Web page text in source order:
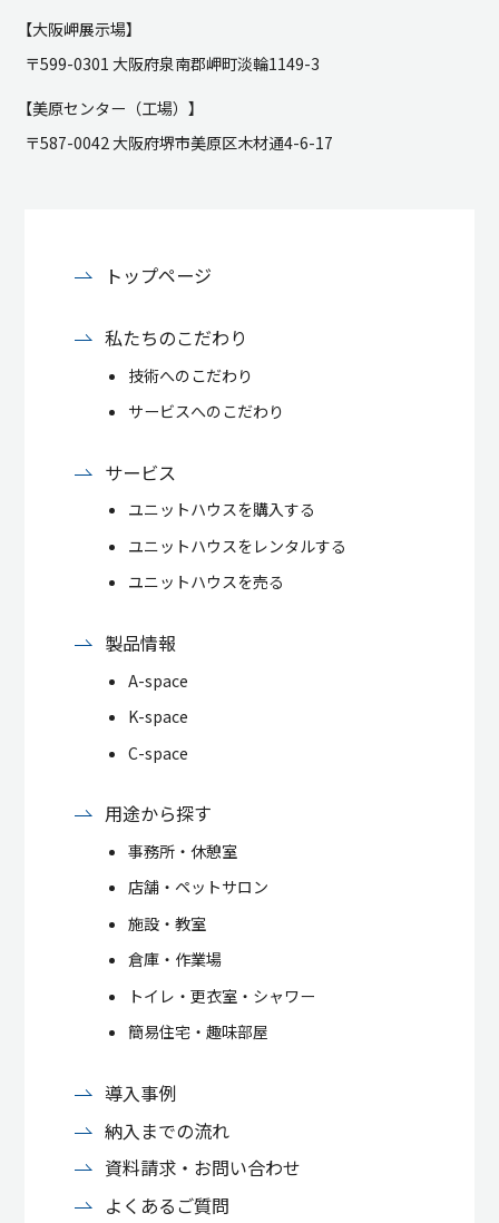
【大阪岬展示場】
〒599-0301 大阪府泉南郡岬町淡輪1149-3
【美原センター（工場）】
〒587-0042 大阪府堺市美原区木材通4-6-17
トップページ
私たちのこだわり
技術へのこだわり
サービスへのこだわり
サービス
ユニットハウスを購入する
ユニットハウスをレンタルする
ユニットハウスを売る
製品情報
A-space
K-space
C-space
用途から探す
事務所・休憩室
店舗・ペットサロン
施設・教室
倉庫・作業場
トイレ・更衣室・シャワー
簡易住宅・趣味部屋
導入事例
納入までの流れ
資料請求・お問い合わせ
よくあるご質問